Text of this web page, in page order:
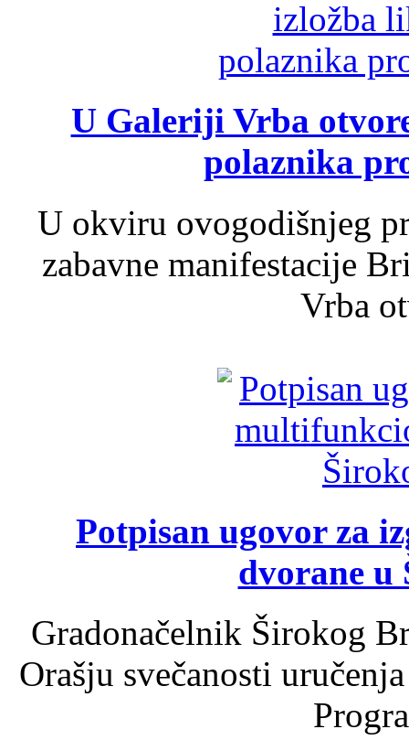
U Galeriji Vrba
polaznika
U okviru ovogodišnjeg
zabavne manifestacije
Vrba
Potpisan ugovor za
dvorane u
Gradonačelnik Širokog
Orašju svečanosti